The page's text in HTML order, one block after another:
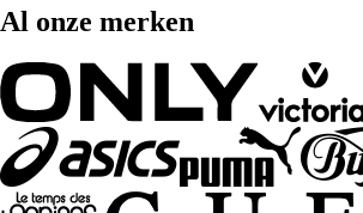
Al onze merken